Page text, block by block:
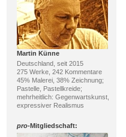
Martin Künne
Deutschland, seit 2015
275 Werke, 242 Kommentare
45% Malerei, 38% Zeichnung;
Pastelle, Pastellkreide;
mehrheitlich: Gegenwartskunst,
expressiver Realismus
pro-Mitgliedschaft: